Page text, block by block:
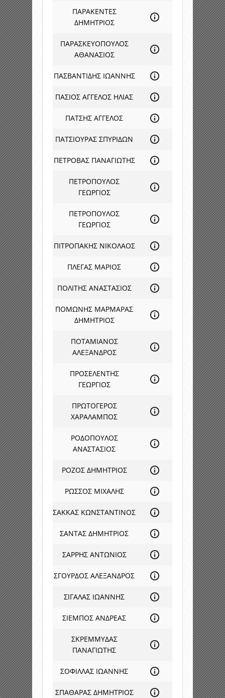
ΠΑΡΑΚΕΝΤΕΣ
ΔΗΜΗΤΡΙΟΣ
ΠΑΡΑΣΚΕΥΟΠΟΥΛΟΣ
ΑΘΑΝΑΣΙΟΣ
ΠΑΣΒΑΝΤΙΔΗΣ ΙΩΑΝΝΗΣ
ΠΑΣΙΟΣ ΑΓΓΕΛΟΣ ΗΛΙΑΣ
ΠΑΤΣΗΣ ΑΓΓΕΛΟΣ
ΠΑΤΣΙΟΥΡΑΣ ΣΠΥΡΙΔΩΝ
ΠΕΤΡΟΒΑΣ ΠΑΝΑΓΙΩΤΗΣ
ΠΕΤΡΟΠΟΥΛΟΣ
ΓΕΩΡΓΙΟΣ
ΠΕΤΡΟΠΟΥΛΟΣ
ΓΕΩΡΓΙΟΣ
ΠΙΤΡΟΠΑΚΗΣ ΝΙΚΟΛΑΟΣ
ΠΛΕΓΑΣ ΜΑΡΙΟΣ
ΠΟΛΙΤΗΣ ΑΝΑΣΤΑΣΙΟΣ
ΠΟΜΩΝΗΣ ΜΑΡΜΑΡΑΣ
ΔΗΜΗΤΡΙΟΣ
ΠΟΤΑΜΙΑΝΟΣ
ΑΛΕΞΑΝΔΡΟΣ
ΠΡΟΣΕΛΕΝΤΗΣ
ΓΕΩΡΓΙΟΣ
ΠΡΩΤΟΓΕΡΟΣ
ΧΑΡΑΛΑΜΠΟΣ
ΡΟΔΟΠΟΥΛΟΣ
ΑΝΑΣΤΑΣΙΟΣ
ΡΟΖΟΣ ΔΗΜΗΤΡΙΟΣ
ΡΩΣΣΟΣ ΜΙΧΑΛΗΣ
ΣΑΚΚΑΣ ΚΩΝΣΤΑΝΤΙΝΟΣ
ΣΑΝΤΑΣ ΔΗΜΗΤΡΙΟΣ
ΣΑΡΡΗΣ ΑΝΤΩΝΙΟΣ
ΣΓΟΥΡΔΟΣ ΑΛΕΞΑΝΔΡΟΣ
ΣΙΓΑΛΑΣ ΙΩΑΝΝΗΣ
ΣΙΕΜΠΟΣ ΑΝΔΡΕΑΣ
ΣΚΡΕΜΜΥΔΑΣ
ΠΑΝΑΓΙΩΤΗΣ
ΣΟΦΙΛΛΑΣ ΙΩΑΝΝΗΣ
ΣΠΑΘΑΡΑΣ ΔΗΜΗΤΡΙΟΣ